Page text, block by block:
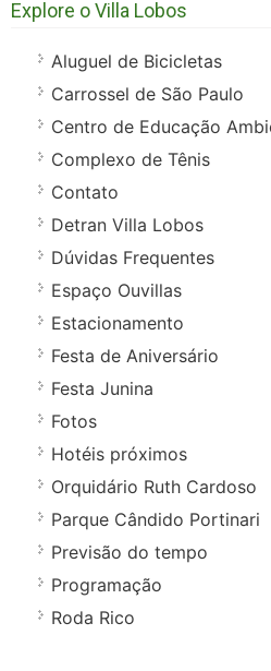
Explore o Villa Lobos
Aluguel de Bicicletas
Carrossel de São Paulo
Centro de Educação
Complexo de Tênis
Contato
Detran Villa Lobos
Dúvidas Frequentes
Espaço Ouvillas
Estacionamento
Festa de Aniversário
Festa Junina
Fotos
Hotéis próximos
Orquidário Ruth Cardoso
Parque Cândido Portinari
Previsão do tempo
Programação
Roda Rico